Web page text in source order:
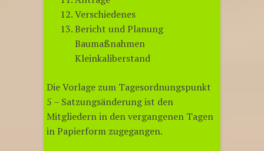
Verschiedenes
Bericht und Planung
Baumaßnahmen
Kleinkaliberstand
Die Vorlage zum Tagesordnungspunkt
5 – Satzungsänderung ist den
Mitgliedern in den vergangenen Tagen
in Papierform zugegangen.